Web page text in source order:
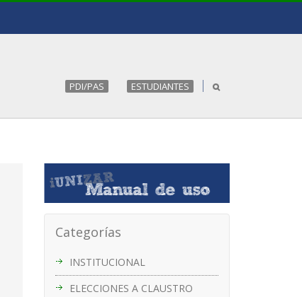
PDI/PAS ESTUDIANTES
Categorías
INSTITUCIONAL
ELECCIONES A CLAUSTRO